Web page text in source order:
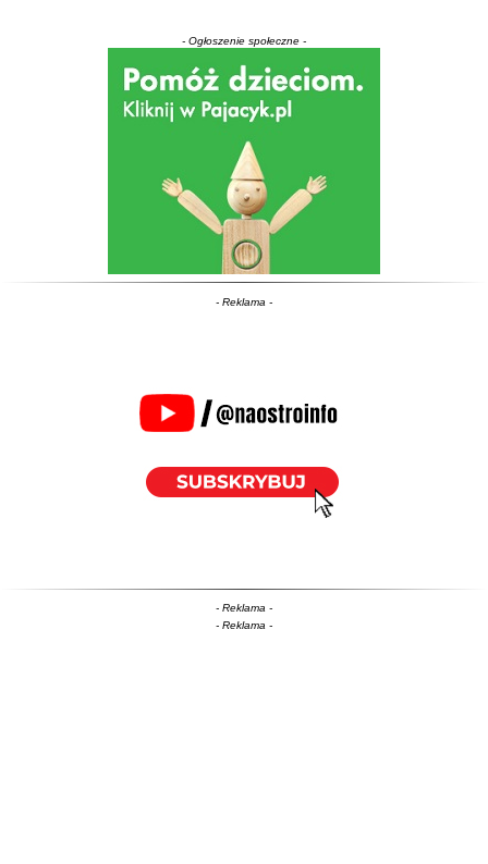
- Ogłoszenie społeczne -
- Reklama -
- Reklama -
- Reklama -